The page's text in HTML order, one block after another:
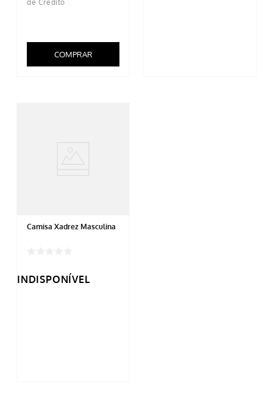
COMPRAR
Camisa Xadrez Masculina
INDISPONÍVEL